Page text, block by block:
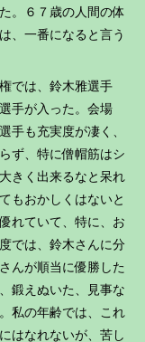
。６７歳の人間の体
、一番になると言う
では、鈴木雅選手
手が入った。会場
手も充実度が凄く、
ず、特に僧帽筋はシ
きく出来るなと呆れ
もおかしくはないと
れていて、特に、お
では、鈴木さんに分
んが順当に優勝した
鍛えぬいた、見事な
私の年齢では、これ
はなれないが、苦し